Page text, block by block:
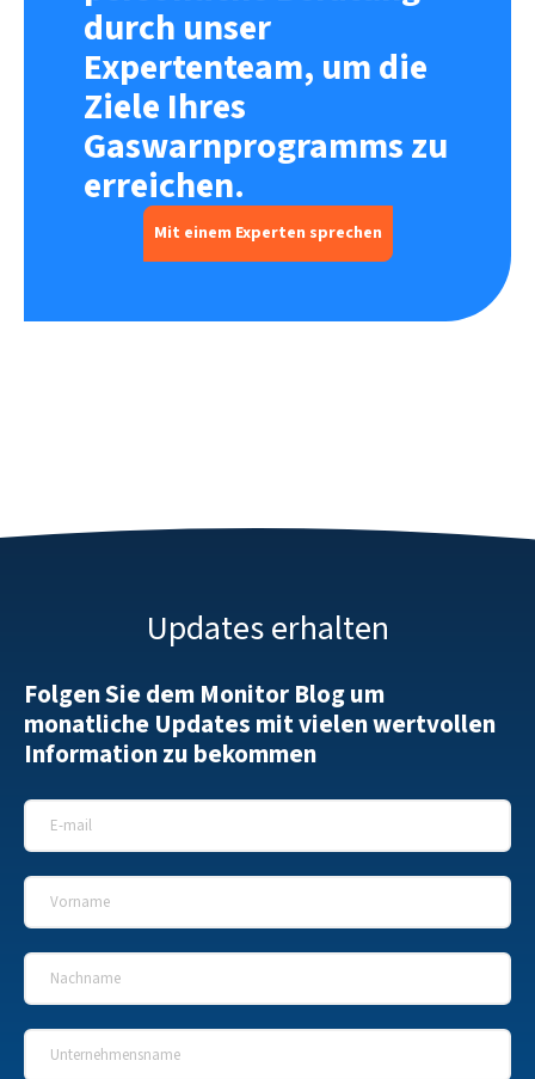
durch unser
Expertenteam, um die
Ziele Ihres
Gaswarnprogramms zu
erreichen.
Mit einem Experten sprechen
Updates erhalten
Folgen Sie dem Monitor Blog um
monatliche Updates mit vielen wertvollen
Information zu bekommen
E-Mail
Vorname
Nachname
Unternehmensname